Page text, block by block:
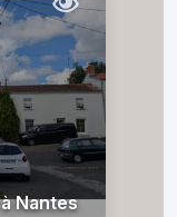
Nantes